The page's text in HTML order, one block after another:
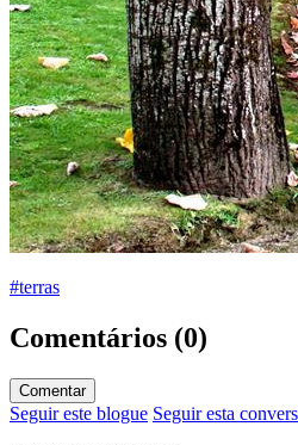
#terras
Comentários (0)
Comentar
Seguir este blogue Seguir esta